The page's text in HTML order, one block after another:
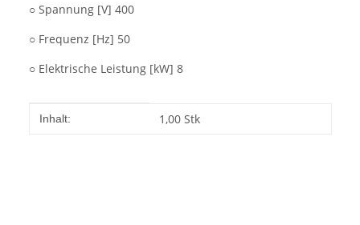
○ Spannung [V] 400
○ Frequenz [Hz] 50
○ Elektrische Leistung [kW] 8
Produkteigenschaft
Wert
Inhalt: 1,00 Stk